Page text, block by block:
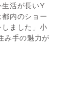
活が長いY
内のショー
しました」小
み手の魅力が